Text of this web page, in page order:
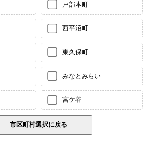
戸部本町
西平沼町
東久保町
みなとみらい
宮ケ谷